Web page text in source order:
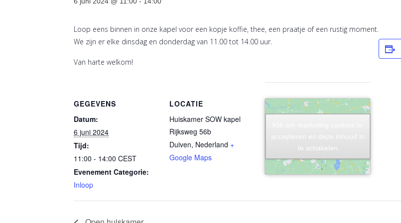
Loop eens binnen in onze kapel voor een kopje koffie, thee, een praatje of een rustig moment.
We zijn er elke dinsdag en donderdag van 11.00 tot 14.00 uur.
Van harte welkom!
GEGEVENS
Datum:
6 juni 2024
Tijd:
11:00 - 14:00 CEST
Evenement Categorie:
Inloop
LOCATIE
Huiskamer SOW kapel
Rijksweg 56b
Duiven, Nederland +
Google Maps
accepteren en deze inhoud in
te schakelen
accepteren en deze inhoud in
te schakelen